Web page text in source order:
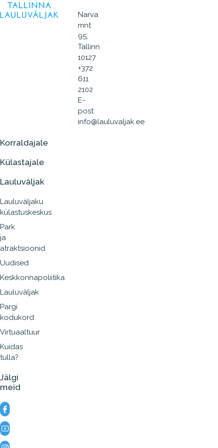
Narva
mnt
95,
Tallinn
10127
+372
611
2102
E-
post:
info@lauluvaljak.ee
Korraldajale
Külastajale
Lauluväljak
Lauluväljaku
külastuskeskus
Park
ja
atraktsioonid
Uudised
Keskkonnapoliitika
Lauluväljak
Pargi
kodukord
Virtuaaltuur
Kuidas
tulla?
Jälgi
meid